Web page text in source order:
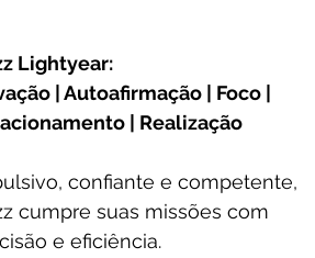
Lightyear:
| Autoafirmação | Foco |
| Realização
confiante e competente,
cumpre suas missões com
e eficiência.